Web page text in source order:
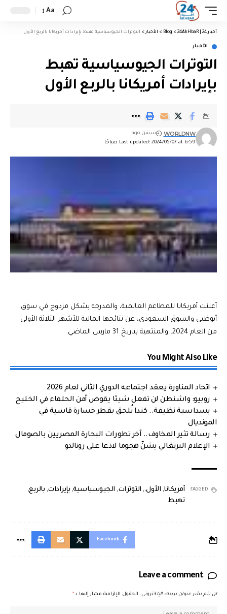
Aa
أخبار 24 | 24AkHbaR >
Blog
> الأخبار > التوترات الجيوسياسية تهبط بإيرادات أمريكانا بالربع الأول
الأخبار
التوترات الجيوسياسية تهبط
بإيرادات أمريكانا بالربع الأول
Last updated: 2024/05/07 at 6:59 صباحًا
WORLDNW سنتين ago
أعلنت أمريكانا للمطاعم العالمية، والمدرجة بشكل مزدوج في سوق
أبوظبي والسوق السعودي، عن نتائجها المالية للأشهر الثلاثة الأولى
من العام 2024، والمنتهية بتاريخ 31 مارس الماضي.
You Might Also Like
اتحاد المناورة يعقد اجتماعه الدوري الثاني لعام 2026
روبيو: واشنطن لن تفعل شيئا يقوض أمن الحلفاء في الخليج
بسداسية نظيفة.. كندا تُلحق بقطر خسارة قاسية في
المونديال
رسالة تثير المخاوف.. آخر تطورات البحارة المصريين بالصومال
الإعلام البرتغالي يشنّ هجوما لاذعا على رونالدو
TAGGED: أمريكانا, الأول., التوترات, الجيوسياسية, بإيرادات, بالربع,
تهبط
Facebook
Leave a comment
لن يتم نشر عنوان بريدك الإلكتروني. الحقول الإلزامية مشار إليها بـ *